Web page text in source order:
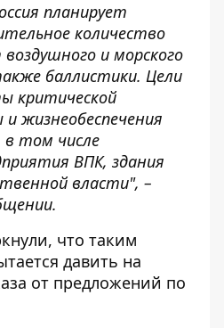
планирует
количество
и морского
баллистики. Цели
критической
жизнеобеспечения
в том числе
ВПК, здания
власти", –
что таким
давить на
от предложений по